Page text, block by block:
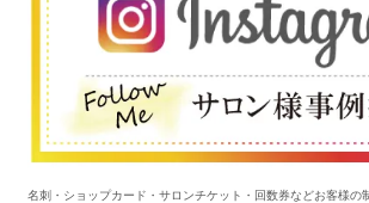
名刺・ショップカード・サロンチケット・回数券などお客様の